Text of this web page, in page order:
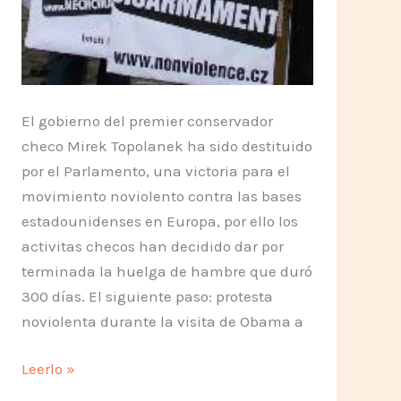
El gobierno del premier conservador
checo Mirek Topolanek ha sido destituido
por el Parlamento, una victoria para el
movimiento noviolento contra las bases
estadounidenses en Europa, por ello los
activitas checos han decidido dar por
terminada la huelga de hambre que duró
300 días. El siguiente paso: protesta
noviolenta durante la visita de Obama a
Humanistas
Leerlo »